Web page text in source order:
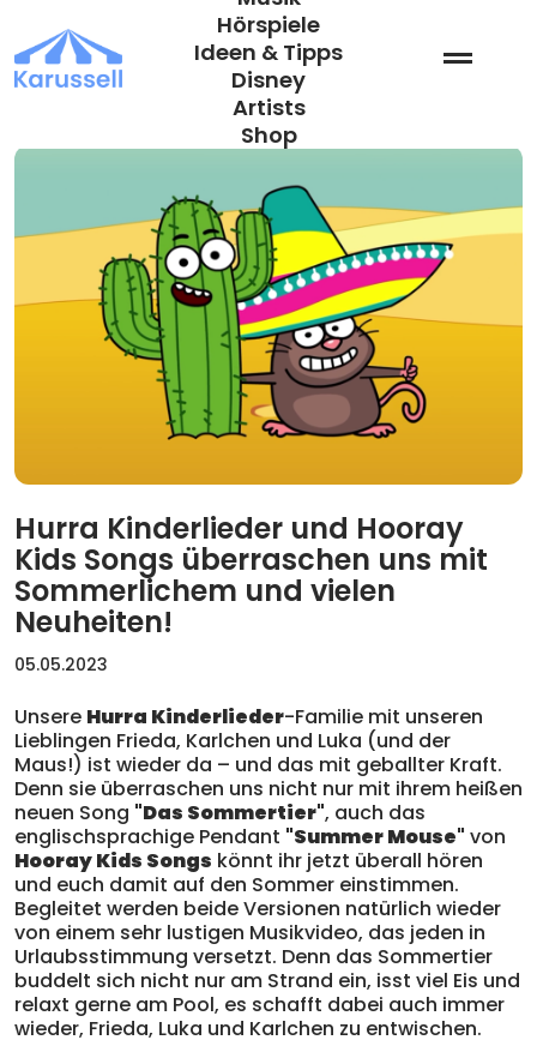
Inhalt
springen
Hörspiele
Ideen & Tipps
Disney
Artists
Shop
Hurra Kinderlieder und Hooray
Kids Songs überraschen uns mit
Sommerlichem und vielen
Neuheiten!
05.05.2023
Unsere Hurra Kinderlieder-Familie mit unseren
Lieblingen Frieda, Karlchen und Luka (und der
Maus!) ist wieder da – und das mit geballter Kraft.
Denn sie überraschen uns nicht nur mit ihrem heißen
neuen Song "Das Sommertier", auch das
englischsprachige Pendant "Summer Mouse" von
Hooray Kids Songs könnt ihr jetzt überall hören
und euch damit auf den Sommer einstimmen.
Begleitet werden beide Versionen natürlich wieder
von einem sehr lustigen Musikvideo, das jeden in
Urlaubsstimmung versetzt. Denn das Sommertier
buddelt sich nicht nur am Strand ein, isst viel Eis und
relaxt gerne am Pool, es schafft dabei auch immer
wieder, Frieda, Luka und Karlchen zu entwischen.